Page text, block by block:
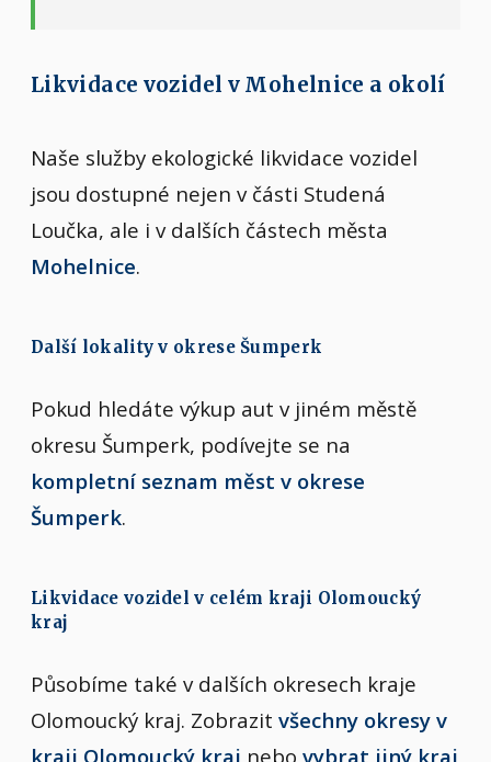
Likvidace vozidel v Mohelnice a okolí
Naše služby ekologické likvidace vozidel
jsou dostupné nejen v části Studená
Loučka, ale i v dalších částech města
Mohelnice.
Další lokality v okrese Šumperk
Pokud hledáte výkup aut v jiném městě
okresu Šumperk, podívejte se na
kompletní seznam měst v okrese
Šumperk.
Likvidace vozidel v celém kraji Olomoucký
kraj
Působíme také v dalších okresech kraje
Olomoucký kraj. Zobrazit všechny okresy v
kraji Olomoucký kraj nebo vybrat jiný kraj